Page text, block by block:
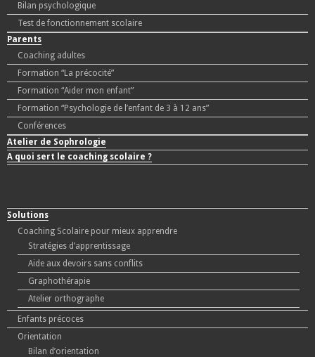
Bilan psychologique
Test de fonctionnement scolaire
Parents
Coaching adultes
Formation “La précocité”
Formation “Aider mon enfant”
Formation “Psychologie de l’enfant de 3 à 12 ans”
Conférences
Atelier de Sophrologie
A quoi sert le coaching scolaire ?
Solutions
Coaching Scolaire pour mieux apprendre
Stratégies d’apprentissage
Aide aux devoirs sans conflits
Graphothérapie
Atelier orthographe
Enfants précoces
Orientation
Bilan d’orientation